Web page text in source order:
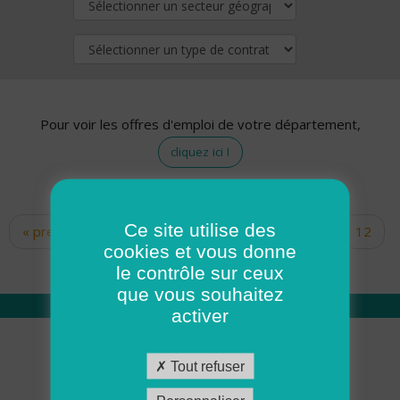
Pour voir les offres d'emploi de votre département,
cliquez ici !
Pages
« premier ‹ précédent … 10
12
14 15 16 17
Qui sommes nous
Académie ADMR
Ce site utilise des
cookies et vous donne
le contrôle sur ceux
que vous souhaitez
activer
Tout refuser